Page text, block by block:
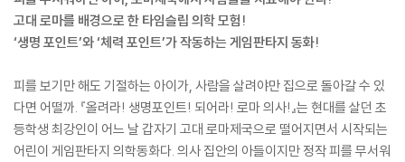
고대 로마를 배경으로 한 타임슬립 의학 모험!
‘생명 포인트’와 ‘체력 포인트’가 작동하는 게임판타지 동화!
피를 보기만 해도 기절하는 아이가, 사람을 살려야만 집으로 돌아갈 수 있
다면 어떨까. 『올려라! 생명포인트! 되어라! 로마 의사!』는 현대를 살던 초
등학생 최강인이 어느 날 갑자기 고대 로마제국으로 떨어지면서 시작되는
어린이 게임판타지 의학동화다. 의사 집안의 아들이지만 정작 피를 무서워